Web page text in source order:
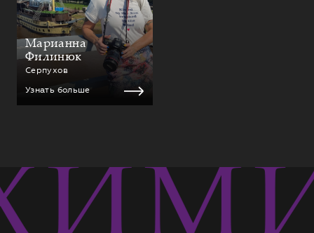
Марианна
Филинюк
Серпухов
Узнать больше